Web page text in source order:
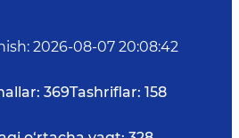
: 2026-08-07 20:08:42
369Tashriflar: 158